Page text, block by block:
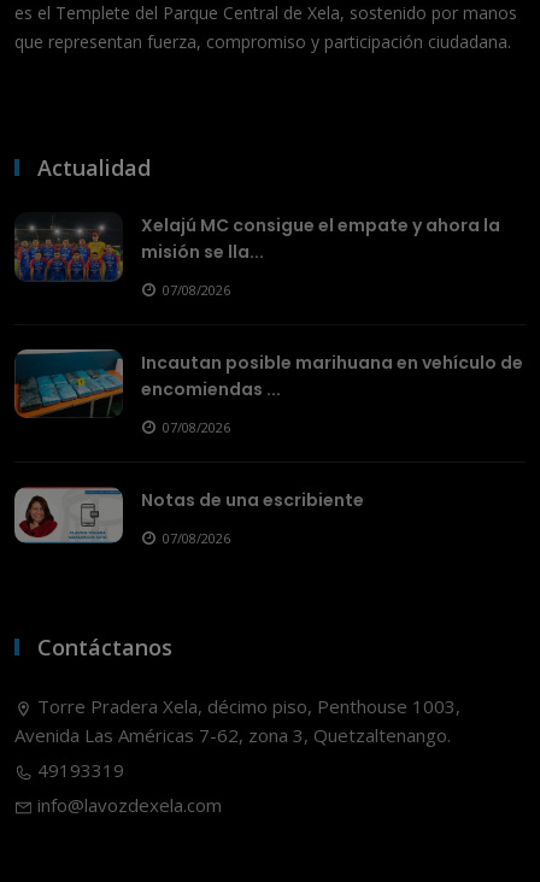
es el Templete del Parque Central de Xela, sostenido por manos
que representan fuerza, compromiso y participación ciudadana.
Actualidad
Xelajú MC consigue el empate y ahora la
misión se lla...
07/08/2026
Incautan posible marihuana en vehículo de
encomiendas ...
07/08/2026
Notas de una escribiente
07/08/2026
Contáctanos
Torre Pradera Xela, décimo piso, Penthouse 1003,
Avenida Las Américas 7-62, zona 3, Quetzaltenango.
49193319
info@lavozdexela.com